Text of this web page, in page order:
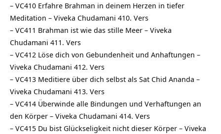
– VC410 Erfahre Brahman in deinem Herzen in tiefer
Meditation – Viveka Chudamani 410. Vers
– VC411 Brahman ist wie das stille Meer – Viveka
Chudamani 411. Vers
– VC412 Löse dich von Gebundenheit und Anhaftungen –
Viveka Chudamani 412. Vers
– VC413 Meditiere über dich selbst als Sat Chid Ananda –
Viveka Chudamani 413. Vers
– VC414 Überwinde alle Bindungen und Verhaftungen an
den Körper – Viveka Chudamani 414. Vers
– VC415 Du bist Glückseligkeit nicht dieser Körper – Viveka